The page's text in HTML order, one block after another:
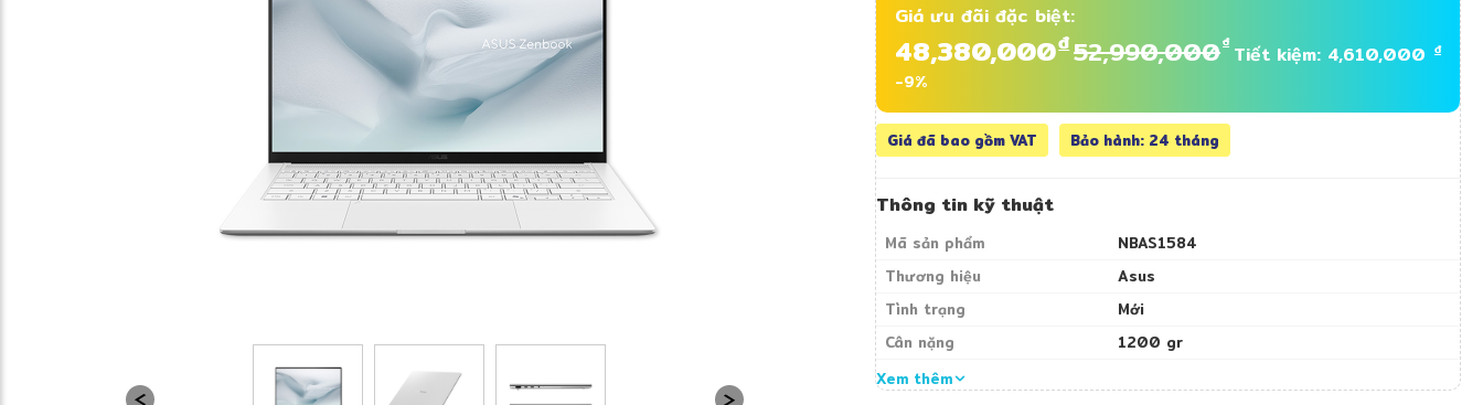
Giá ưu đãi đặc biệt:
48,380,000đ52,990,000đ Tiết kiệm: 4,610,000 đ
-9%
Giá đã bao gồm VAT Bảo hành: 24 tháng
Thông tin kỹ thuật
Mã sản phẩm
NBAS1584
Thương hiệu
Asus
Tình trạng
Mới
Cân nặng
1200 gr
Xem thêm